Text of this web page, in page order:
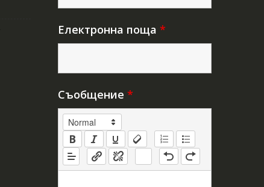
Електронна поща *
Съобщение *